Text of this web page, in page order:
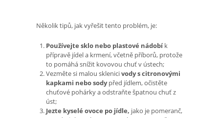
Několik tipů, jak vyřešit tento problém, je:
Používejte sklo nebo plastové nádobík
přípravě jídel a krmení, včetně příborů, protože
to pomáhá snížit kovovou chuť v ústech;
Vezměte si malou sklenicivody s citronovými
kapkami nebo sodypřed jídlem, očistěte
chuťové pohárky a odstraňte špatnou chuť z
úst;
Jezte kyselé ovoce po jídle, jako je pomeranč,